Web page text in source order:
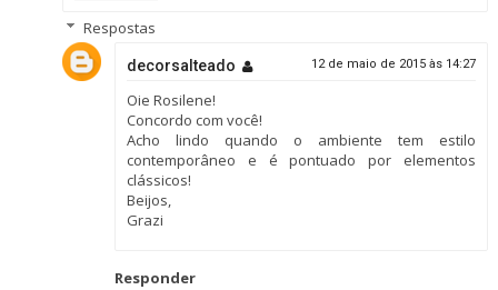
Respostas
decorsalteado 12 de maio de 2015 às 14:27
Oie Rosilene!
Concordo com você!
Acho lindo quando o ambiente tem estilo
contemporâneo e é pontuado por elementos
clássicos!
Beijos,
Grazi
Responder